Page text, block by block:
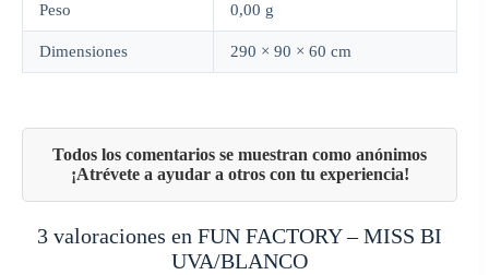
Peso 0,00 g
Dimensiones 290 × 90 × 60 cm
3 valoraciones enFUN FACTORY – MISS BI
UVA/BLANCO